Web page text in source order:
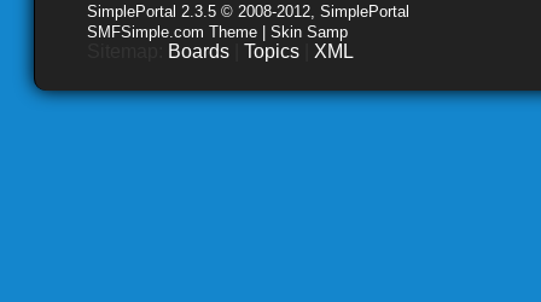
SimplePortal 2.3.5 © 2008-2012, SimplePortal
SMFSimple.com Theme | Skin Samp
Boards Topics XML